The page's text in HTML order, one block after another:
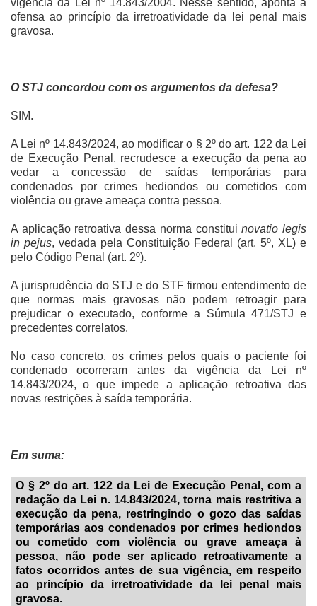
vigência da Lei nº 14.843/2004. Nesse sentido, aponta a
ofensa ao princípio da irretroatividade da lei penal mais
gravosa.
O STJ concordou com os argumentos da defesa?
SIM.
A Lei nº 14.843/2024, ao modificar o § 2º do art. 122 da Lei
de Execução Penal, recrudesce a execução da pena ao
vedar a concessão de saídas temporárias para
condenados por crimes hediondos ou cometidos com
violência ou grave ameaça contra pessoa.
A aplicação retroativa dessa norma constituinovatio legis
in pejus, vedada pela Constituição Federal (art. 5º, XL) e
pelo Código Penal (art. 2º).
A jurisprudência do STJ e do STF firmou entendimento de
que normas mais gravosas não podem retroagir para
prejudicar o executado, conforme a Súmula 471/STJ e
precedentes correlatos.
No caso concreto, os crimes pelos quais o paciente foi
condenado ocorreram antes da vigência da Lei nº
14.843/2024, o que impede a aplicação retroativa das
novas restrições à saída temporária.
Em suma:
O § 2º do art. 122 da Lei de Execução Penal, com a
redação da Lei n. 14.843/2024, torna mais restritiva a
execução da pena, restringindo o gozo das saídas
temporárias aos condenados por crimes hediondos
ou cometido com violência ou grave ameaça à
pessoa, não pode ser aplicado retroativamente a
fatos ocorridos antes de sua vigência, em respeito
ao princípio da irretroatividade da lei penal mais
gravosa.